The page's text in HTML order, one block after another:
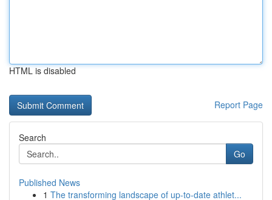
HTML is disabled
Report Page
Search
Go
Published News
1 The transforming landscape of up-to-date athlet...